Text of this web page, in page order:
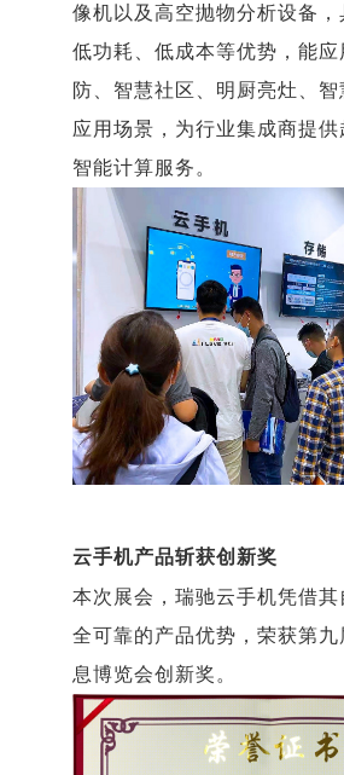
像机以及高空抛物分析设备，
低功耗、低成本等优势，能应
防、智慧社区、明厨亮灶、
应用场景，为行业集成商提供
智能计算服务。
云手机产品斩获创新奖
本次展会，瑞驰云手机凭借
全可靠的产品优势，荣获第
息博览会创新奖。